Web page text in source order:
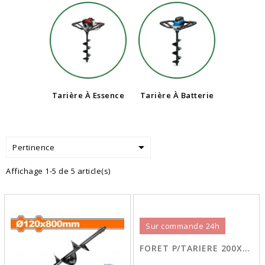
Tarière À Essence Tarière À Batterie
Pertinence 
Affichage 1-5 de 5 article(s)
Sur commande 24h
FORET P/TARIERE 200X800MM WDZ1A-B200